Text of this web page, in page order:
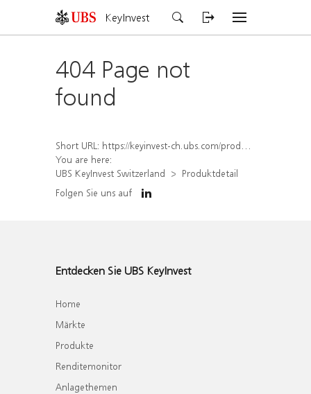
KeyInvest
404 Page not
found
Short URL: https://keyinvest-ch.ubs.com/produkt/detail/index/isin/CH1574369745
You are here:
UBS KeyInvest Switzerland
Produktdetail
Folgen Sie uns auf
Entdecken Sie UBS KeyInvest
Home
Märkte
Produkte
Renditemonitor
Anlagethemen